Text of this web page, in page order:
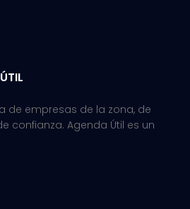
de empresas de la zona, de
confianza. Agenda Útil es un